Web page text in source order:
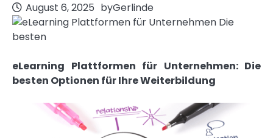
August 6, 2025 byGerlinde
eLearning Plattformen für Unternehmen: Die
besten Optionen für Ihre Weiterbildung